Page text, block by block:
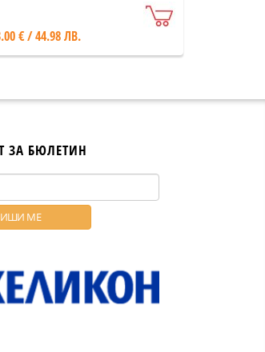
€ / 44.98 ЛВ.
ЗА БЮЛЕТИН